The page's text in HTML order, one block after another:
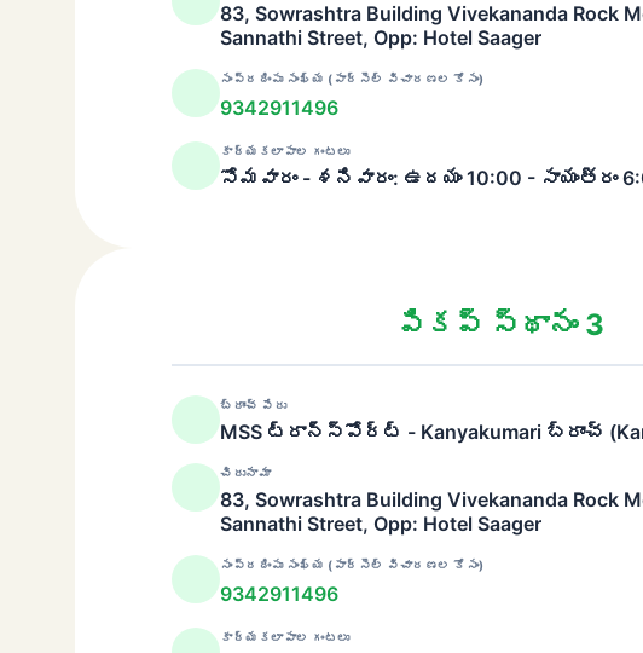
83, Sowrashtra Building Vivekananda Rock
Sannathi Street, Opp: Hotel Saager
సంప్రదింపు సంఖ్య (పార్సెల్ విచారణల కోసం)
9342911496
కార్యకలాపాల గంటలు
సోమవారం - శనివారం: ఉదయం 10:00 - సాయంత్రం
పికప్ స్థానం 3
బ్రాంచ్ పేరు
MSS ట్రాన్స్‌పోర్ట్ - Kanyakumari బ్రాంచ్
చిరునామా
83, Sowrashtra Building Vivekananda Rock
Sannathi Street, Opp: Hotel Saager
సంప్రదింపు సంఖ్య (పార్సెల్ విచారణల కోసం)
9342911496
కార్యకలాపాల గంటలు